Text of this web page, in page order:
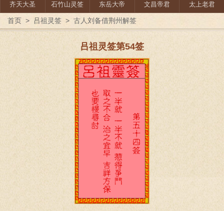
齐天大圣 石竹山灵签 东岳大帝 文昌帝君 太上老君
首页 > 吕祖灵签 > 古人刘备借荆州解签
吕祖灵签第54签